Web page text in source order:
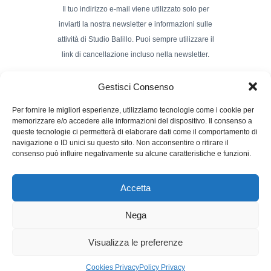
Gestisci Consenso
Per fornire le migliori esperienze, utilizziamo tecnologie come i cookie per
memorizzare e/o accedere alle informazioni del dispositivo. Il consenso a
queste tecnologie ci permetterà di elaborare dati come il comportamento di
navigazione o ID unici su questo sito. Non acconsentire o ritirare il
consenso può influire negativamente su alcune caratteristiche e funzioni.
Accetta
Nega
Visualizza le preferenze
Cookies PrivacyPolicy Privacy
Il tuo indirizzo e-mail viene utilizzato solo per
inviarti la nostra newsletter e informazioni sulle
attività di Studio Balillo. Puoi sempre utilizzare il
link di cancellazione incluso nella newsletter.
Nome e Cognome
Powerd by :Studio70